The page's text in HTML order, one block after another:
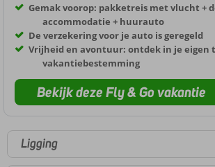
Gemak voorop: pakketreis met vlucht +
accommodatie + huurauto
De verzekering voor je auto is geregeld
Vrijheid en avontuur: ontdek in je eigen
vakantiebestemming
Bekijk deze Fly & Go vakantie
Ligging